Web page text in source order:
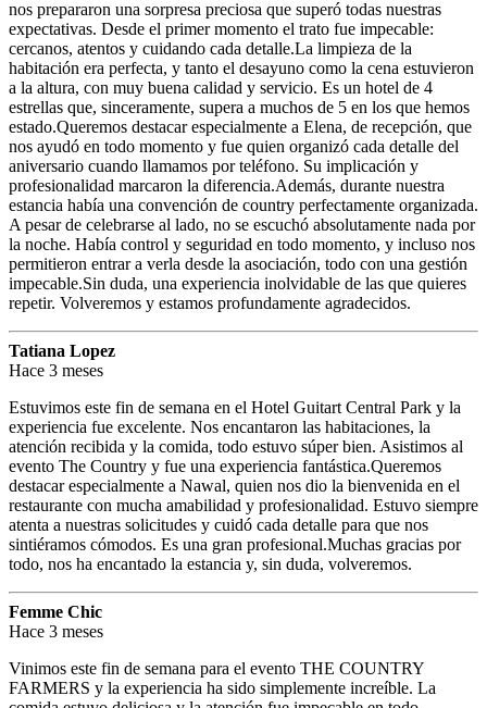
nos prepararon una sorpresa preciosa que superó todas nuestras
expectativas. Desde el primer momento el trato fue impecable:
cercanos, atentos y cuidando cada detalle.La limpieza de la
habitación era perfecta, y tanto el desayuno como la cena estuvieron
a la altura, con muy buena calidad y servicio. Es un hotel de 4
estrellas que, sinceramente, supera a muchos de 5 en los que hemos
estado.Queremos destacar especialmente a Elena, de recepción, que
nos ayudó en todo momento y fue quien organizó cada detalle del
aniversario cuando llamamos por teléfono. Su implicación y
profesionalidad marcaron la diferencia.Además, durante nuestra
estancia había una convención de country perfectamente organizada.
A pesar de celebrarse al lado, no se escuchó absolutamente nada por
la noche. Había control y seguridad en todo momento, y incluso nos
permitieron entrar a verla desde la asociación, todo con una gestión
impecable.Sin duda, una experiencia inolvidable de las que quieres
repetir. Volveremos y estamos profundamente agradecidos.
Tatiana Lopez
Hace 3 meses
Estuvimos este fin de semana en el Hotel Guitart Central Park y la
experiencia fue excelente. Nos encantaron las habitaciones, la
atención recibida y la comida, todo estuvo súper bien. Asistimos al
evento The Country y fue una experiencia fantástica.Queremos
destacar especialmente a Nawal, quien nos dio la bienvenida en el
restaurante con mucha amabilidad y profesionalidad. Estuvo siempre
atenta a nuestras solicitudes y cuidó cada detalle para que nos
sintiéramos cómodos. Es una gran profesional.Muchas gracias por
todo, nos ha encantado la estancia y, sin duda, volveremos.
Femme Chic
Hace 3 meses
Vinimos este fin de semana para el evento THE COUNTRY
FARMERS y la experiencia ha sido simplemente increíble. La